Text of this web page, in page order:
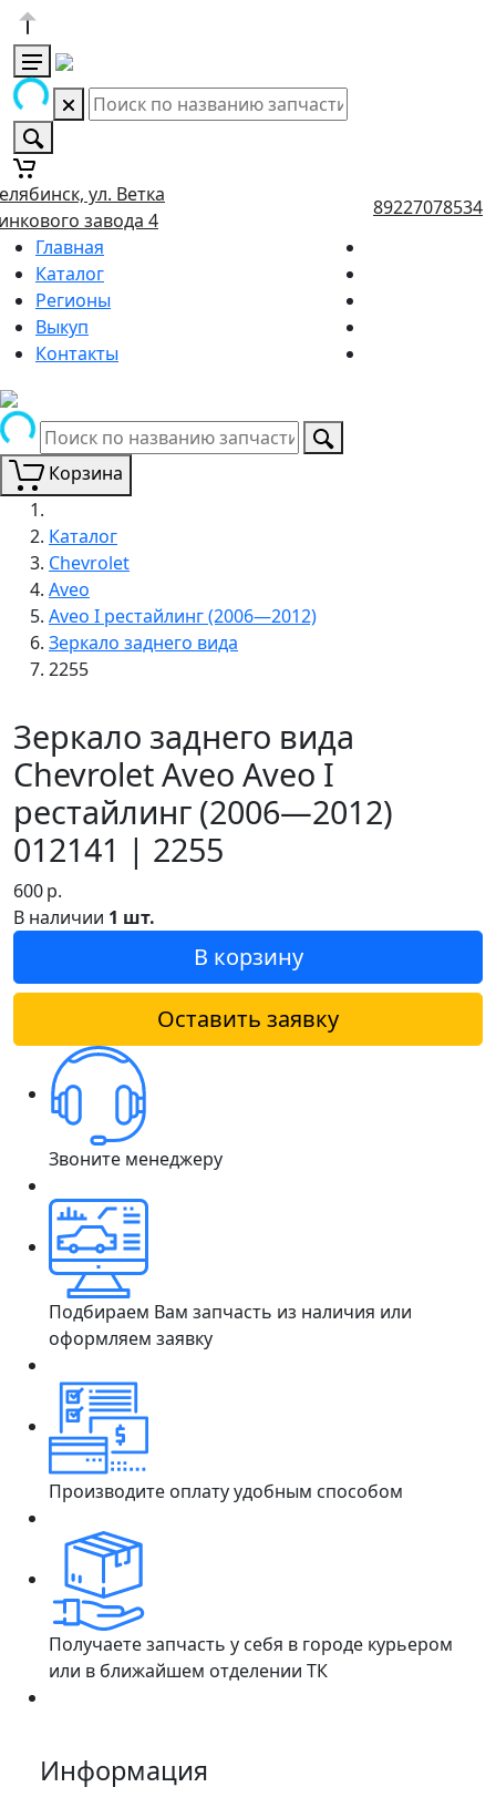
ул. Ветка
завода 4
89227078534
Главная
Каталог
Регионы
Выкуп
Контакты
Корзина
Каталог
Chevrolet
Aveo
Aveo I рестайлинг (2006—2012)
Зеркало заднего вида
2255
Зеркало заднего вида
Chevrolet Aveo Aveo I
рестайлинг (2006—2012)
012141 | 2255
600р.
В наличии 1 шт.
В корзину
Оставить заявку
Звоните менеджеру
Подбираем Вам запчасть из наличия или
оформляем заявку
Производите оплату удобным способом
Получаете запчасть у себя в городе курьером
или в ближайшем отделении ТК
Информация